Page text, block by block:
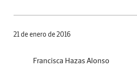
21 de enero de 2016
Francisca Hazas Alonso